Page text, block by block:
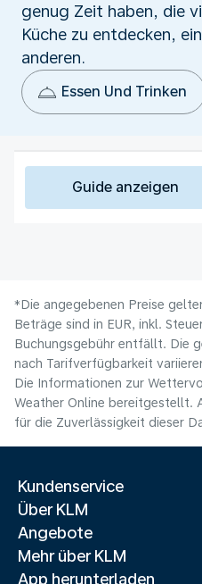
genug Zeit haben, die
Küche zu entdecken,
anderen.
Essen Und Trinken
Guide anzeigen
*Die angegebenen Preise
Beträge sind in EUR, inkl.
Buchungsgebühr entfällt. Die
nach Tarifverfügbarkeit
Die Informationen zur
Weather Online bereitgestellt.
für die Zuverlässigkeit dieser
Kundenservice
Über KLM
Angebote
Mehr über KLM
App herunterladen